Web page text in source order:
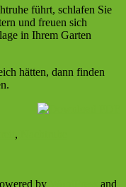
führt, schlafen Sie
und freuen sich
in Ihrem Garten
hätten, dann finden
,
by and